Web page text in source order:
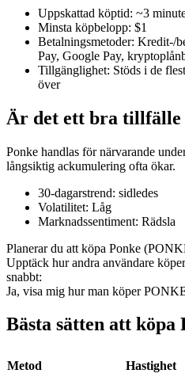
Futures för kryptovaluta
TradFi
USDC Futures
Futures med USDC som
Uppskattad köptid: ~3
Minsta köpbelopp: $1
Betalningsmetoder: Kredit-/
Pay, Google Pay,
Tillgänglighet: Stöds i de
över
Är det ett bra tillfälle
Ponke handlas för närvarande
långsiktig ackumulering ofta ökar.
30-dagarstrend: sidledes
Volatilitet: Låg
Marknadssentiment: Rädsla
Planerar du att köpa Ponke
Upptäck hur andra användare
snabbt:
Ja, visa mig hur man köper
Bästa sätten att köpa
Metod Hastighet